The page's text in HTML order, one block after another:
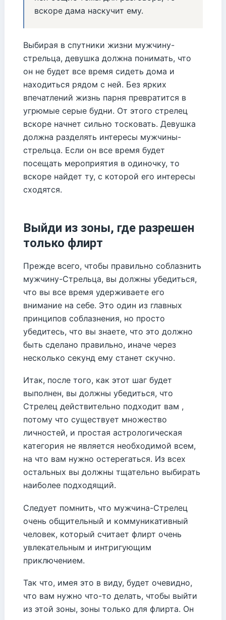
вскоре дама наскучит ему.
Выбирая в спутники жизни мужчину-
стрельца, девушка должна понимать, что
он не будет все время сидеть дома и
находиться рядом с ней. Без ярких
впечатлений жизнь парня превратится в
угрюмые серые будни. От этого стрелец
вскоре начнет сильно тосковать. Девушка
должна разделять интересы мужчины-
стрельца. Если он все время будет
посещать мероприятия в одиночку, то
вскоре найдет ту, с которой его интересы
сходятся.
Выйди из зоны, где разрешен
только флирт
Прежде всего, чтобы правильно соблазнить
мужчину-Стрельца, вы должны убедиться,
что вы все время удерживаете его
внимание на себе. Это один из главных
принципов соблазнения, но просто
убедитесь, что вы знаете, что это должно
быть сделано правильно, иначе через
несколько секунд ему станет скучно.
Итак, после того, как этот шаг будет
выполнен, вы должны убедиться, что
Стрелец действительно подходит вам ,
потому что существует множество
личностей, и простая астрологическая
категория не является необходимой всем,
на что вам нужно остерегаться. Из всех
остальных вы должны тщательно выбирать
наиболее подходящий.
Следует помнить, что мужчина-Стрелец
очень общительный и коммуникативный
человек, который считает флирт очень
увлекательным и интригующим
приключением.
Так что, имея это в виду, будет очевидно,
что вам нужно что-то делать, чтобы выйти
из этой зоны, зоны только для флирта. Он